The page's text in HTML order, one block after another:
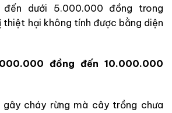
đến dưới 5.000.000 đồng trong
thiệt hại không tính được bằng diện
đồng đến 10.000.000
cháy rừng mà cây trồng chưa